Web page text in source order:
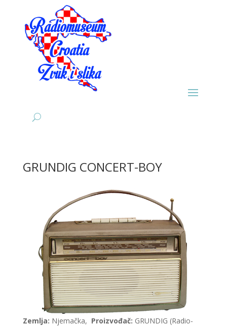
GRUNDIG CONCERT-BOY
Zemlja: Njemačka, Proizvođač: GRUNDIG (Radio-